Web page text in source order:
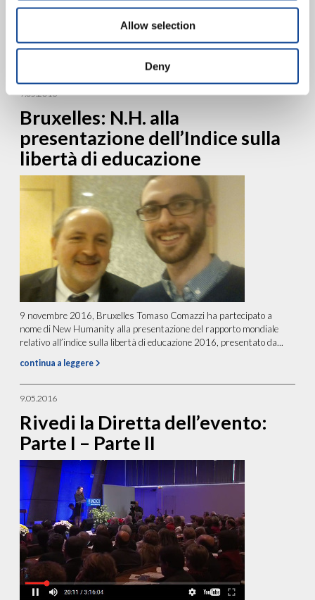
Allow selection
Deny
Reinventare la pace Educare ad un umanesimo basato sull’unità
della famiglia umana Martedì, 15 novembre 2016 dalle 9,30 alle
9.05.2016
Bruxelles: N.H. alla
presentazione dell’Indice sulla
libertà di educazione
9 novembre 2016, Bruxelles Tomaso Comazzi ha partecipato a
nome di New Humanity alla presentazione del rapporto mondiale
relativo all’indice sulla libertà di educazione 2016, presentato da...
continua a leggere
9.05.2016
Rivedi la Diretta dell’evento:
Parte I – Parte II